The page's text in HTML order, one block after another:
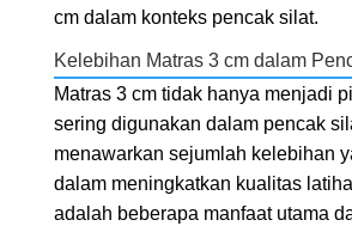
cm dalam konteks pencak silat.
Kelebihan Matras 3 cm dalam
Matras 3 cm tidak hanya menjadi
sering digunakan dalam pencak
menawarkan sejumlah kelebihan
dalam meningkatkan kualitas
adalah beberapa manfaat utama